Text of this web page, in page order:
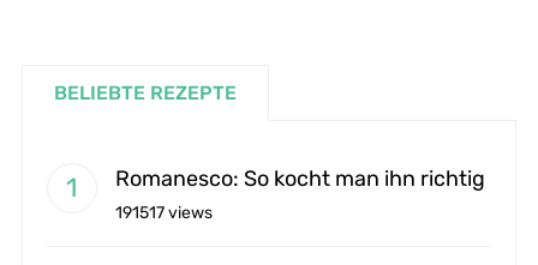
BELIEBTE REZEPTE
Romanesco: So kocht man ihn richtig
191517 views